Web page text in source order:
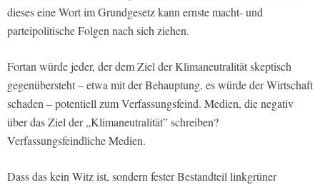
dieses eine Wort im Grundgesetz kann ernste macht- und
parteipolitische Folgen nach sich ziehen.
Fortan würde jeder, der dem Ziel der Klimaneutralität skeptisch
gegenübersteht – etwa mit der Behauptung, es würde der Wirtschaft
schaden – potentiell zum Verfassungsfeind. Medien, die negativ
über das Ziel der „Klimaneutralität” schreiben?
Verfassungsfeindliche Medien.
Dass das kein Witz ist, sondern fester Bestandteil linkgrüner